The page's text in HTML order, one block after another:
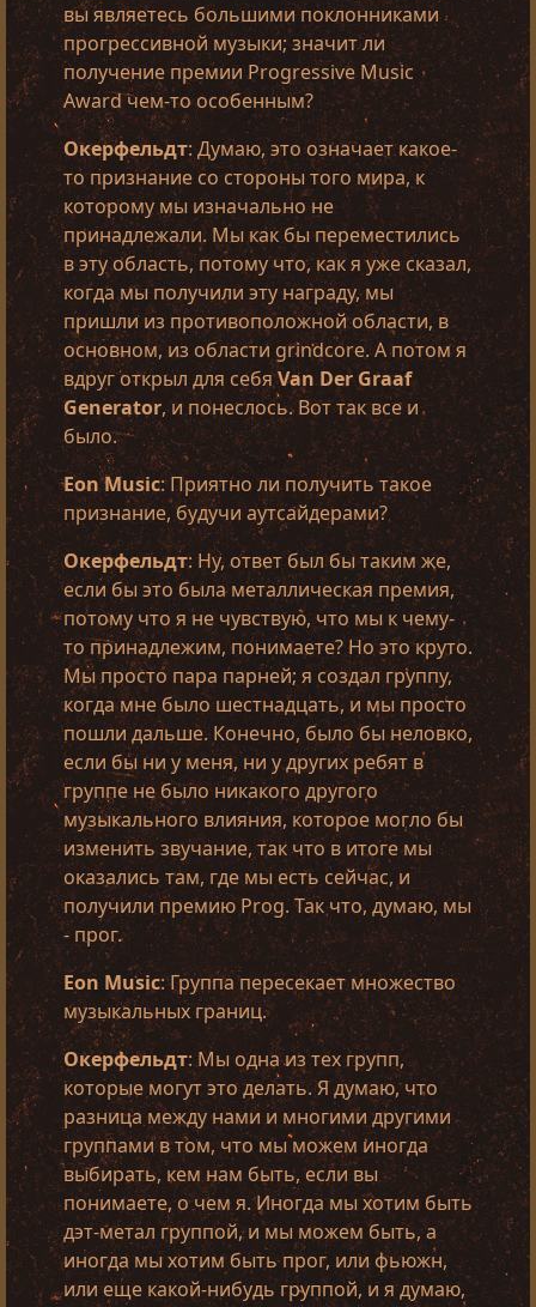
вы являетесь большими поклонниками
прогрессивной музыки; значит ли
получение премии Progressive Music
Award чем-то особенным?
Окерфельдт: Думаю, это означает какое-
то признание со стороны того мира, к
которому мы изначально не
принадлежали. Мы как бы переместились
в эту область, потому что, как я уже сказал,
когда мы получили эту награду, мы
пришли из противоположной области, в
основном, из области grindcore. А потом я
вдруг открыл для себяVan Der Graaf
Generator, и понеслось. Вот так все и
было.
Eon Music: Приятно ли получить такое
признание, будучи аутсайдерами?
Окерфельдт: Ну, ответ был бы таким же,
если бы это была металлическая премия,
потому что я не чувствую, что мы к чему-
то принадлежим, понимаете? Но это круто.
Мы просто пара парней; я создал группу,
когда мне было шестнадцать, и мы просто
пошли дальше. Конечно, было бы неловко,
если бы ни у меня, ни у других ребят в
группе не было никакого другого
музыкального влияния, которое могло бы
изменить звучание, так что в итоге мы
оказались там, где мы есть сейчас, и
получили премию Prog. Так что, думаю, мы
- прог.
Eon Music: Группа пересекает множество
музыкальных границ.
Окерфельдт: Мы одна из тех групп,
которые могут это делать. Я думаю, что
разница между нами и многими другими
группами в том, что мы можем иногда
выбирать, кем нам быть, если вы
понимаете, о чем я. Иногда мы хотим быть
дэт-метал группой, и мы можем быть, а
иногда мы хотим быть прог, или фьюжн,
или еще какой-нибудь группой, и я думаю,